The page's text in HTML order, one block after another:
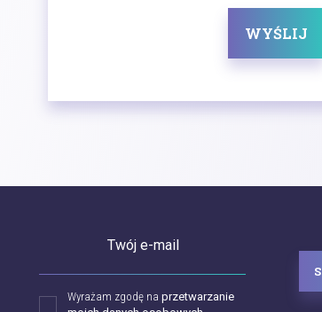
WYŚLIJ
Twój e-mail
Wyrażam zgodę na przetwarzanie